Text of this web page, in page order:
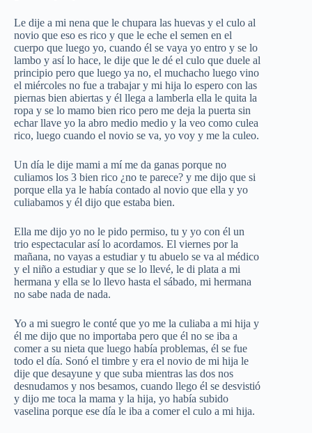
Le dije a mi nena que le chupara las huevas y el culo al
novio que eso es rico y que le eche el semen en el
cuerpo que luego yo, cuando él se vaya yo entro y se lo
lambo y así lo hace, le dije que le dé el culo que duele al
principio pero que luego ya no, el muchacho luego vino
el miércoles no fue a trabajar y mi hija lo espero con las
piernas bien abiertas y él llega a lamberla ella le quita la
ropa y se lo mamo bien rico pero me deja la puerta sin
echar llave yo la abro medio medio y la veo como culea
rico, luego cuando el novio se va, yo voy y me la culeo.
Un día le dije mami a mí me da ganas porque no
culiamos los 3 bien rico ¿no te parece? y me dijo que si
porque ella ya le había contado al novio que ella y yo
culiabamos y él dijo que estaba bien.
Ella me dijo yo no le pido permiso, tu y yo con él un
trio espectacular así lo acordamos. El viernes por la
mañana, no vayas a estudiar y tu abuelo se va al médico
y el niño a estudiar y que se lo llevé, le di plata a mi
hermana y ella se lo llevo hasta el sábado, mi hermana
no sabe nada de nada.
Yo a mi suegro le conté que yo me la culiaba a mi hija y
él me dijo que no importaba pero que él no se iba a
comer a su nieta que luego había problemas, él se fue
todo el día. Sonó el timbre y era el novio de mi hija le
dije que desayune y que suba mientras las dos nos
desnudamos y nos besamos, cuando llego él se desvistió
y dijo me toca la mama y la hija, yo había subido
vaselina porque ese día le iba a comer el culo a mi hija.